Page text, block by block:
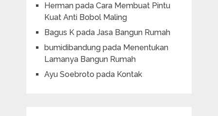
Hermanpada Cara Membuat Pintu
Kuat Anti Bobol Maling
Bagus Kpada Jasa Bangun Rumah
bumidibandungpada Menentukan
Lamanya Bangun Rumah
Ayu Soebroto pada Kontak